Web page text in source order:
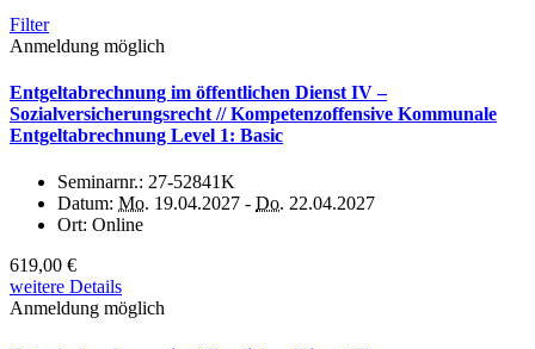
Filter
Anmeldung möglich
Entgeltabrechnung im öffentlichen Dienst IV –
Sozialversicherungsrecht // Kompetenzoffensive Kommunale
Entgeltabrechnung Level 1: Basic
Seminarnr.: 27-52841K
Datum: Mo. 19.04.2027 - Do. 22.04.2027
Ort: Online
619,00 €
weitere Details
Anmeldung möglich